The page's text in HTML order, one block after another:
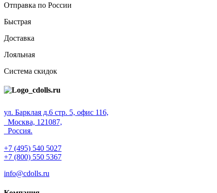
Отправка по России
Быстрая
Доставка
Лояльная
Система скидок
ул. Барклая д.6 стр. 5, офис 116,
Москва, 121087,
Россия.
+7 (495) 540 5027
+7 (800) 550 5367
info@cdolls.ru